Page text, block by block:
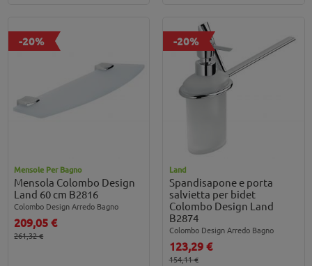
-20%
Mensole Per Bagno
Mensola Colombo Design
Land 60 cm B2816
Colombo Design Arredo Bagno
209,05 €
261,32 €
-20%
Land
Spandisapone e porta
salvietta per bidet
Colombo Design Land
B2874
Colombo Design Arredo Bagno
123,29 €
154,11 €